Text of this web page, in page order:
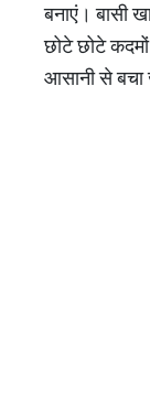
बनाएं। बासी
छोटे छोटे
आसानी से बचा